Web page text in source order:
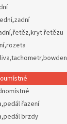
řetězu
řazení
brzdy